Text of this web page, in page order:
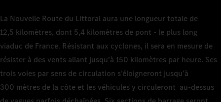
La Nouvelle Route du Littoral aura une longueur totale de
12,5 kilomètres, dont 5,4 kilomètres de pont - le plus long
viaduc de France. Résistant aux cyclones, il sera en mesure de
résister à des vents allant jusqu’à 150 kilomètres par heure. Ses
trois voies par sens de circulation s’éloigneront jusqu’à
300 mètres de la côte et les véhicules y circuleront au-dessus